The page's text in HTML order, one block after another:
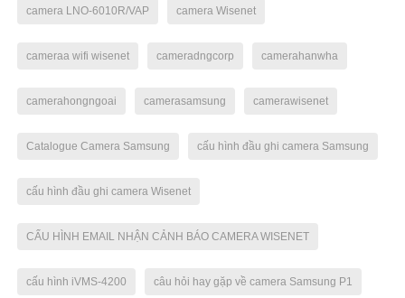
camera LNO-6010R/VAP camera Wisenet
cameraa wifi wisenet cameradngcorp camerahanwha
camerahongngoai camerasamsung camerawisenet
Catalogue Camera Samsung cấu hình đầu ghi camera Samsung
cấu hình đầu ghi camera Wisenet
CẤU HÌNH EMAIL NHẬN CẢNH BÁO CAMERA WISENET
cấu hình iVMS-4200 câu hỏi hay gặp về camera Samsung P1